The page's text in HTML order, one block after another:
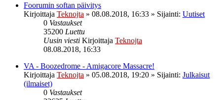
Foorumin softan päivitys
Kirjoittaja Teknojta » 08.08.2018, 16:33 » Sijainti: Uutiset
0 Vastaukset
35200 Luettu
Uusin viesti Kirjoittaja Teknojta
08.08.2018, 16:33
VA - Boozedrome - Amigacore Massacre!
Kirjoittaja Teknojta » 05.08.2018, 19:20 » Sijainti: Julkaisut
(ilmaiset)
0 Vastaukset